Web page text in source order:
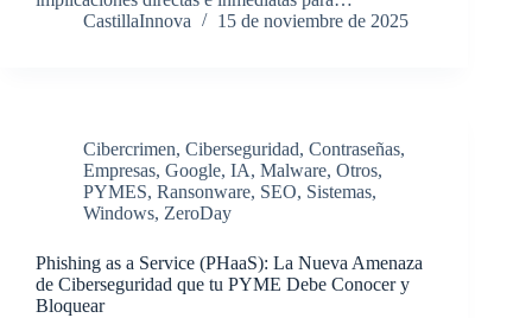
CastillaInnova
15 de noviembre de 2025
Cibercrimen, Ciberseguridad, Contraseñas,
Empresas, Google, IA, Malware, Otros,
PYMES, Ransonware, SEO, Sistemas,
Windows, ZeroDay
Phishing as a Service (PHaaS): La Nueva Amenaza
de Ciberseguridad que tu PYME Debe Conocer y
Bloquear